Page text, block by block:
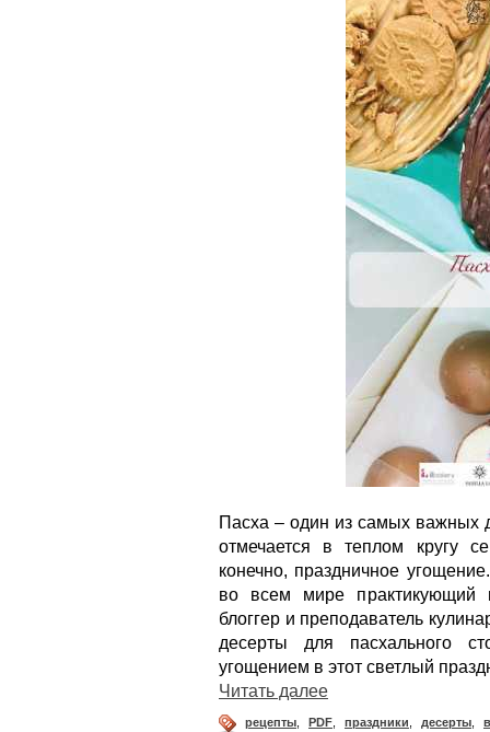
Пасха – один из самых важных
отмечается в теплом кругу
конечно, праздничное
во всем мире практикующий
блоггер и преподаватель
десерты для пасхального
угощением в этот светлый
Читать далее
рецепты PDF праздники десерты